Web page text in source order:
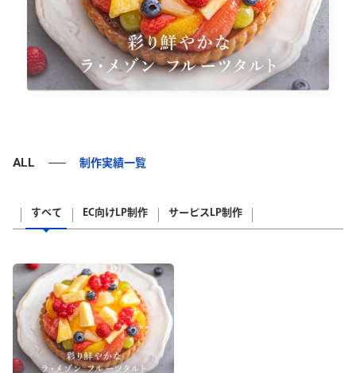
ALL 制作実績一覧
すべて EC向けLP制作 サービスLP制作